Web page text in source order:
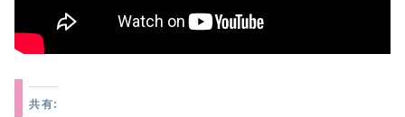
共有: